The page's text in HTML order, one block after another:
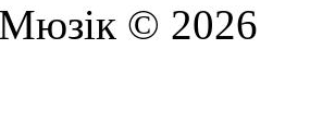
© 2026